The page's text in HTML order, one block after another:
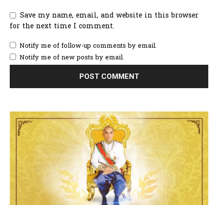
Save my name, email, and website in this browser
for the next time I comment.
Notify me of follow-up comments by email.
Notify me of new posts by email.